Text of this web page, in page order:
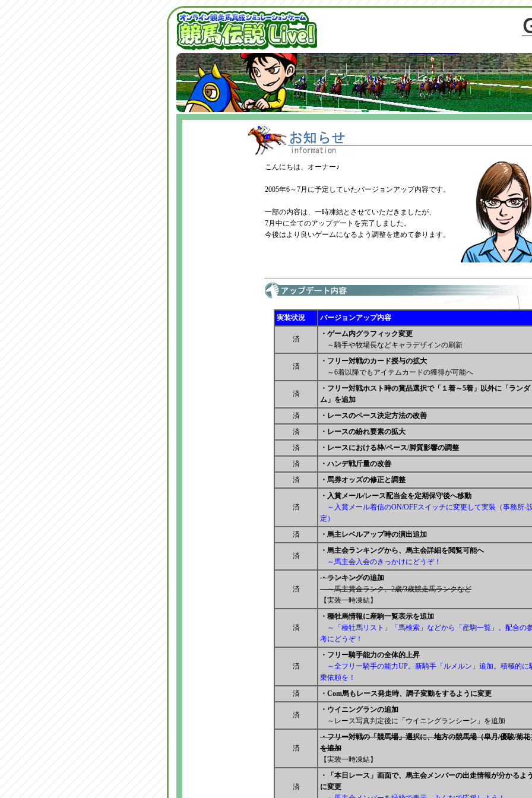
こんにちは、オーナー♪
2005年6～7月に予定していたバージョンアップ内容です。
一部の内容は、一時凍結とさせていただきましたが、
7月中に全てのアップデートを完了しました。
今後はより良いゲームになるよう調整を進めて参ります。
実装状況 バージョンアップ内容
済
・ゲーム内グラフィック変更
～騎手や牧場長などキャラデザインの刷新
済
・フリー対戦のカード授与の拡大
～6着以降でもアイテムカードの獲得が可能へ
済
・フリー対戦ホスト時の賞品選択で「１着～5着」以外に「ランダ
ム」を追加
済
・レースのペース決定方法の改善
済
・レースの紛れ要素の拡大
済
・レースにおける枠/ペース/脚質影響の調整
済
・ハンデ戦斤量の改善
済
・馬券オッズの修正と調整
済
・入賞メール/レース配当金を定期保守後へ移動
～入賞メール着信のON/OFFスイッチに変更して実装（事務所-
定）
済
・馬主レベルアップ時の演出追加
済
・馬主会ランキングから、馬主会詳細を閲覧可能へ
～馬主会入会のきっかけにどうぞ！
済
・ランキングの追加
～馬主賞金ランク、2歳/3歳競走馬ランクなど
【実装一時凍結】
済
・種牡馬情報に産駒一覧表示を追加
～「種牡馬リスト」「馬検索」などから「産駒一覧」。配合の
考にどうぞ！
済
・フリー騎手能力の全体的上昇
～全フリー騎手の能力UP。新騎手「ルメルン」追加。積極的に
乗依頼を！
済
・Com馬もレース発走時、調子変動をするように変更
済
・ウイニングランの追加
～レース写真判定後に「ウイニングランシーン」を追加
済
・フリー対戦の「競馬場」選択に、地方の競馬場（皐月/優駿/菊花
を追加
【実装一時凍結】
済
・「本日レース」画面で、馬主会メンバーの出走情報が分かるよ
に変更